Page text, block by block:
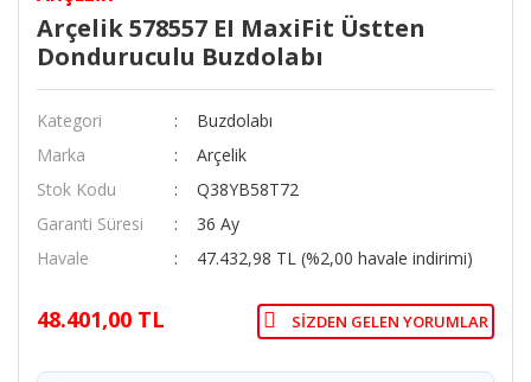
Arçelik 578557 EI MaxiFit Üstten
Donduruculu Buzdolabı
Kategori
Buzdolabı
Marka
Arçelik
Stok Kodu
Q38YB58T72
Garanti Süresi
36 Ay
Havale
47.432,98 TL (%2,00 havale indirimi)
48.401,00 TL SIZDEN GELEN YORUMLAR